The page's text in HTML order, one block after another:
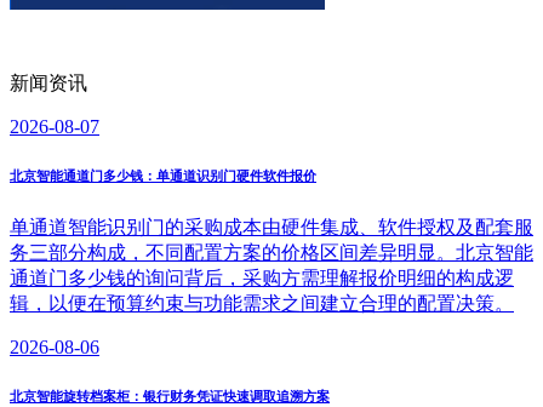
新闻资讯
2026-08-07
北京智能通道门多少钱：单通道识别门硬件软件报价
单通道智能识别门的采购成本由硬件集成、软件授权及配套服
务三部分构成，不同配置方案的价格区间差异明显。北京智能
通道门多少钱的询问背后，采购方需理解报价明细的构成逻
辑，以便在预算约束与功能需求之间建立合理的配置决策。
2026-08-06
北京智能旋转档案柜：银行财务凭证快速调取追溯方案